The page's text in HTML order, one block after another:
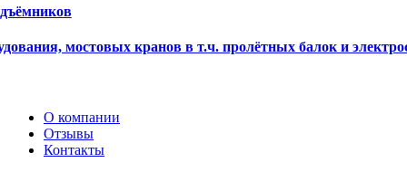
мостовых кранов в т.ч. пролётных балок и
О компании
Отзывы
Контакты